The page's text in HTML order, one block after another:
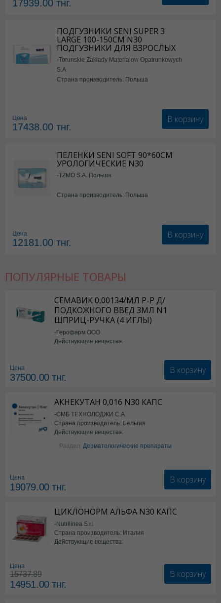
17939.00 тнг.
ПОДГУЗНИКИ SENI SUPER 3
LARGE 100-150СМ N30
ПОДГУЗНИКИ ДЛЯ ВЗРОСЛЫХ
-Torunskie Zaklady Materialow Opatrunkowych
S.A
Страна производитель: Польша
Цена
17438.00 тнг.
В корзину
ПЕЛЕНКИ SENI SOFT 90*60СМ
УРОЛОГИЧЕСКИЕ N30
-TZMO S.A. Польша
Страна производитель: Польша
Цена
12181.00 тнг.
В корзину
ПОПУЛЯРНЫЕ ТОВАРЫ
СЕМАВИК 0,00134/МЛ Р-Р Д/
ПОДКОЖНОГО ВВЕД 3МЛ N1
ШПРИЦ-РУЧКА (4 ИГЛЫ)
-Герофарм ООО
Действующие вещества:
Цена
37500.00тнг.
В корзину
АКНЕКУТАН 0,016 N30 КАПС
-СМБ ТЕХНОЛОДЖИ С.А.
Страна производитель: Бельгия
Действующие вещества:
Изотретиноин
Раздел: Дерматологические препараты
Цена
19079.00тнг.
В корзину
ЦИКЛОНОРМ АЛЬФА N30 КАПС
-Nutrilinea S.r.l
Страна производитель: Италия
Действующие вещества:
Цена
15737.89
14951.00тнг.
В корзину